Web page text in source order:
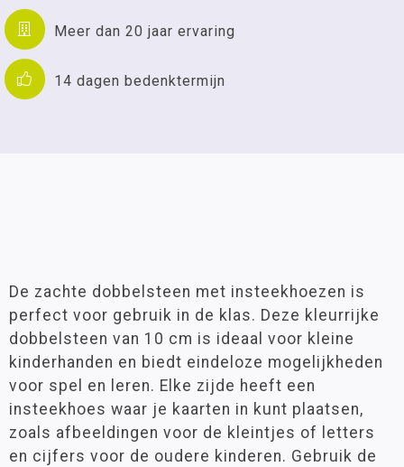
Meer dan 20 jaar ervaring
14 dagen bedenktermijn
De zachte dobbelsteen met insteekhoezen is
perfect voor gebruik in de klas. Deze kleurrijke
dobbelsteen van 10 cm is ideaal voor kleine
kinderhanden en biedt eindeloze mogelijkheden
voor spel en leren. Elke zijde heeft een
insteekhoes waar je kaarten in kunt plaatsen,
zoals afbeeldingen voor de kleintjes of letters
en cijfers voor de oudere kinderen. Gebruik de